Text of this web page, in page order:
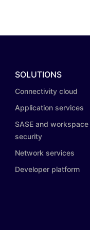
SOLUTIONS
Connectivity cloud
Application services
SASE and workspace
security
Network services
Developer platform